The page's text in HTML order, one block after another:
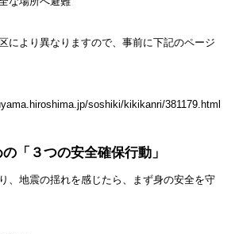
により異なりますので、事前に下記のページ
soshiki/kikikanri/381179.html
「３つの安全確保行動」
、地震の揺れを感じたら、まず身の安全を守